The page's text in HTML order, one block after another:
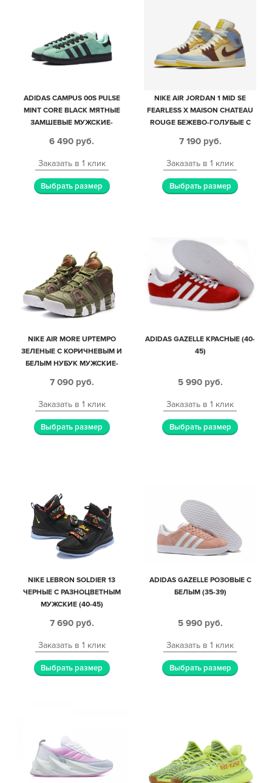
ADIDAS CAMPUS 00S PULSE
MINT CORE BLACK МЯТНЫЕ
ЗАМШЕВЫЕ МУЖСКИЕ-
6 490 руб.
Заказать в 1 клик
Выбрать размер
NIKE AIR JORDAN 1 MID SE
FEARLESS X MAISON CHATEAU
ROUGE БЕЖЕВО-ГОЛУБЫЕ С
ЖЕНСКИЕ (35-39)
7 190 руб.
Заказать в 1 клик
Выбрать размер
NIKE AIR MORE UPTEMPO
ЗЕЛЕНЫЕ С КОРИЧНЕВЫМ И
БЕЛЫМ НУБУК МУЖСКИЕ-
7 090 руб.
Заказать в 1 клик
Выбрать размер
ADIDAS GAZELLE КРАСНЫЕ (40-
45)
5 990 руб.
Заказать в 1 клик
Выбрать размер
NIKE LEBRON SOLDIER 13
ЧЕРНЫЕ С РАЗНОЦВЕТНЫМ
МУЖСКИЕ (40-45)
7 690 руб.
Заказать в 1 клик
Выбрать размер
ADIDAS GAZELLE РОЗОВЫЕ С
БЕЛЫМ (35-39)
5 990 руб.
Заказать в 1 клик
Выбрать размер